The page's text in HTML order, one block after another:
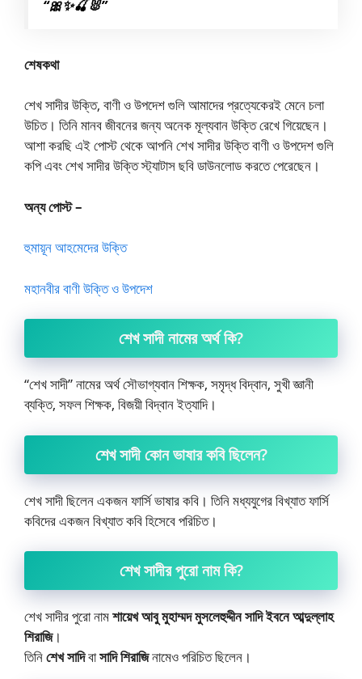
“🎀✨🍒🐰”
শেষকথা
শেখ সাদীর উক্তি, বাণী ও উপদেশ গুলি আমাদের প্রত্যেকেরই মেনে চলা
উচিত। তিনি মানব জীবনের জন্য অনেক মূল্যবান উক্তি রেখে গিয়েছেন।
আশা করছি এই পোস্ট থেকে আপনি শেখ সাদীর উক্তি বাণী ও উপদেশ গুলি
কপি এবং শেখ সাদীর উক্তি স্ট্যাটাস ছবি ডাউনলোড করতে পেরেছেন।
অন্য পোস্ট –
হুমায়ূন আহমেদের উক্তি
মহানবীর বাণী উক্তি ও উপদেশ
শেখ সাদী নামের অর্থ কি?
“শেখ সাদী” নামের অর্থ সৌভাগ্যবান শিক্ষক, সমৃদ্ধ বিদ্বান, সুখী জ্ঞানী
ব্যক্তি, সফল শিক্ষক, বিজয়ী বিদ্বান ইত্যাদি।
শেখ সাদী কোন ভাষার কবি ছিলেন?
শেখ সাদী ছিলেন একজন ফার্সি ভাষার কবি। তিনি মধ্যযুগের বিখ্যাত ফার্সি
কবিদের একজন বিখ্যাত কবি হিসেবে পরিচিত।
শেখ সাদীর পুরো নাম কি?
শেখ সাদীর পুরো নামশায়েখ আবু মুহাম্মদ মুসলেহুদ্দীন সাদি ইবনে আব্দুল্লাহ
শিরাজি।
তিনিশেখ সাদিবাসাদি শিরাজিনামেও পরিচিত ছিলেন।